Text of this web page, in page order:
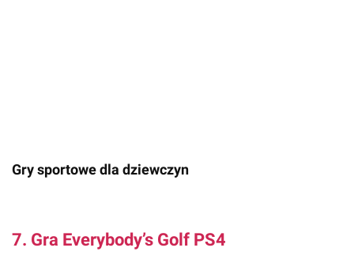
Gry sportowe dla dziewczyn
7. Gra Everybody’s Golf PS4